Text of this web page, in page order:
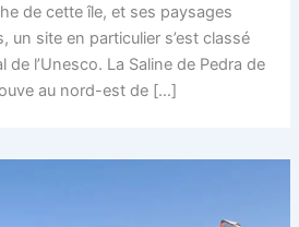
de cette île, et ses paysages
un site en particulier s’est classé
l’Unesco. La Saline de Pedra de
au nord-est de […]